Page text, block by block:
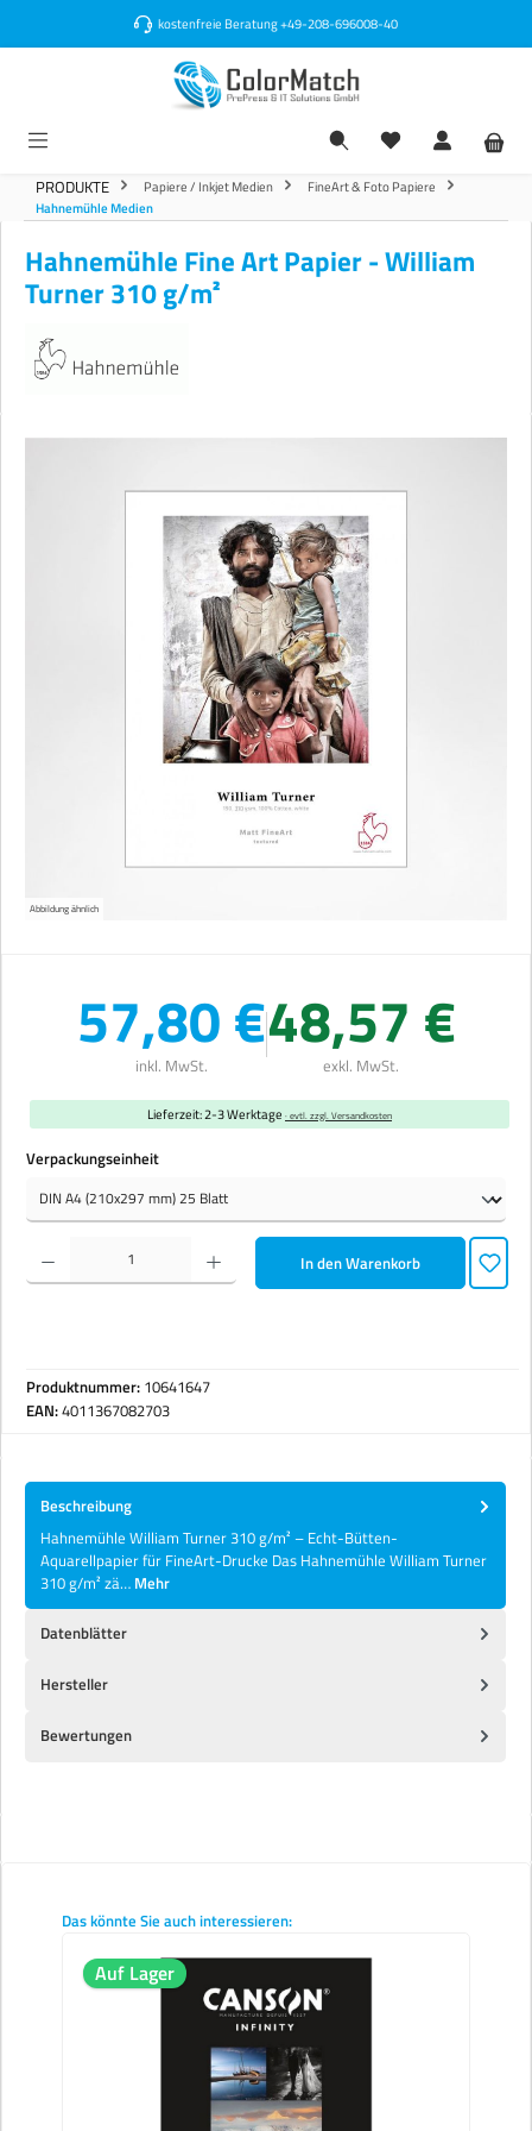
kostenfreie Beratung+49-208-696008-40
PRODUKTE Papiere / Inkjet Medien
FineArt & Foto Papiere
Hahnemühle Medien
Hahnemühle Fine Art Papier - William
Turner 310 g/m²
Abbildung ähnlich
57,80 €
inkl. MwSt.
48,57 €
exkl. MwSt.
Lieferzeit: 2-3 Werktage · evtl. zzgl. Versandkosten
Verpackungseinheitauswählen
Produkt Anzahl: Gib den gewünschten Wert ein oder benutze die Schaltflächen um die Anzahl zu
In den Warenkorb
Produktnummer: 10641647
EAN:4011367082703
Beschreibung
Hahnemühle William Turner 310 g/m² – Echt-Bütten-
Aquarellpapier für FineArt-Drucke Das Hahnemühle William Turner
310 g/m² zä… Mehr
Datenblätter
Hersteller
Bewertungen
Produktgalerie überspringen
Das könnte Sie auch interessieren:
Auf Lager